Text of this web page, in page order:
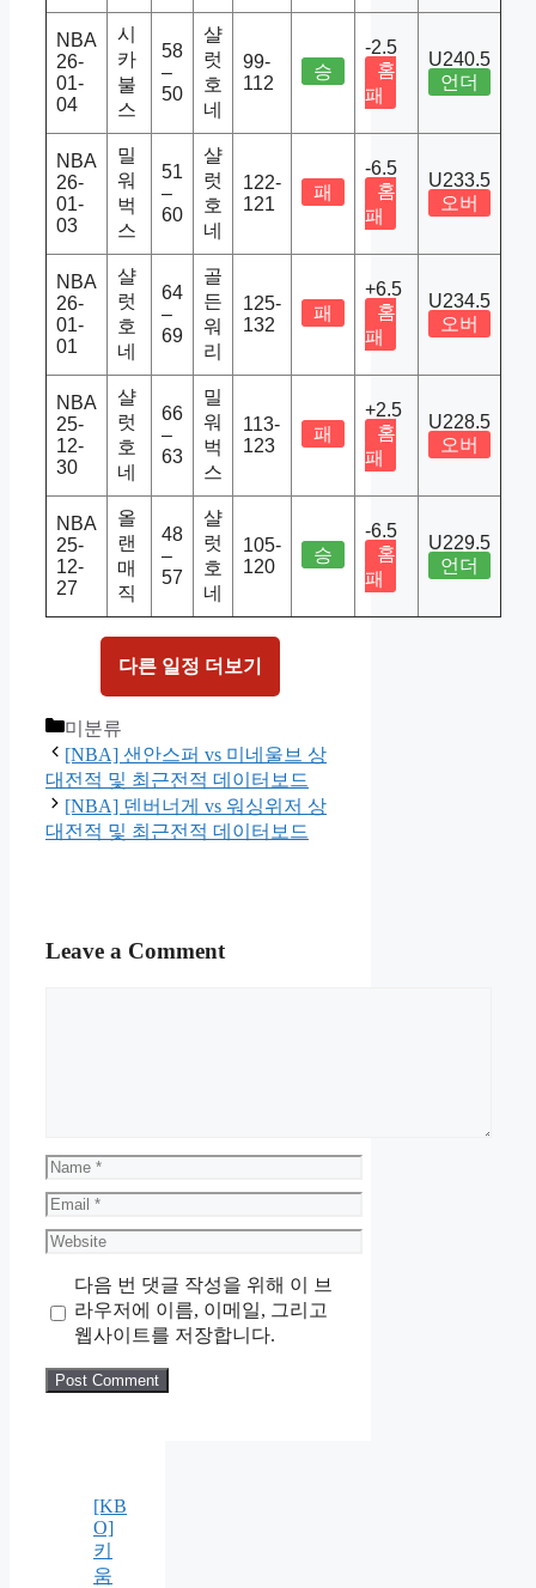
NBA
26-
01-
04
시
카
불
스
58
–
50
샬
럿
호
네
99-
112
승
-2.5
홈
패
U240.5
언더
NBA
26-
01-
03
밀
워
벅
스
51
–
60
샬
럿
호
네
122-
121
패
-6.5
홈
패
U233.5
오버
NBA
26-
01-
01
샬
럿
호
네
64
–
69
골
든
워
리
125-
132
패
+6.5
홈
패
U234.5
오버
NBA
25-
12-
30
샬
럿
호
네
66
–
63
밀
워
벅
스
113-
123
패
+2.5
홈
패
U228.5
오버
NBA
25-
12-
27
올
랜
매
직
48
–
57
샬
럿
호
네
105-
120
승
-6.5
홈
패
U229.5
언더
다른 일정 더보기
Categories
미분류
[NBA] 샌안스퍼 vs 미네울브 상
대전적 및 최근전적 데이터보드
[NBA] 덴버너게 vs 워싱위저 상
대전적 및 최근전적 데이터보드
Leave a Comment
Name
Email
Website
다음 번 댓글 작성을 위해 이 브
라우저에 이름, 이메일, 그리고
웹사이트를 저장합니다.
[KB
O]
키
움